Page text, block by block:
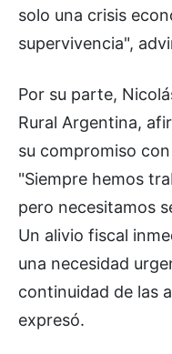
solo una crisis
supervivencia",
Por su parte,
Rural Argentina,
su compromiso
"Siempre hemos
pero necesitamos
Un alivio fiscal
una necesidad
continuidad de las
expresó.